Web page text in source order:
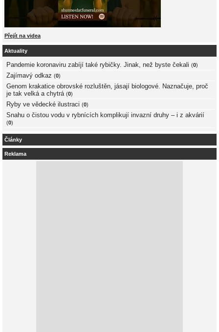
Přejít na videa
Aktuality
Pandemie koronaviru zabíjí také rybičky. Jinak, než byste čekali (0)
Zajímavý odkaz (0)
Genom krakatice obrovské rozluštěn, jásají biologové. Naznačuje, proč
je tak velká a chytrá (0)
Ryby ve vědecké ilustraci (0)
Snahu o čistou vodu v rybnících komplikují invazní druhy – i z akvárií
(0)
Články
Reklama